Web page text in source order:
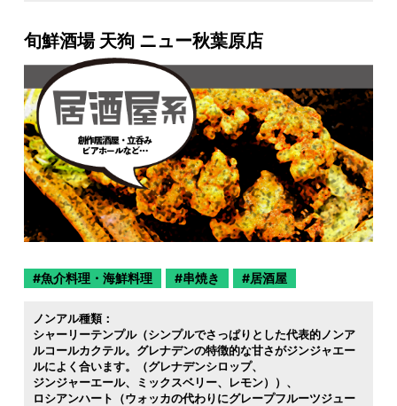
旬鮮酒場 天狗 ニュー秋葉原店
魚介料理・海鮮料理 串焼き 居酒屋
ノンアル種類：
シャーリーテンプル（シンプルでさっぱりとした代表的ノンア
ルコールカクテル。グレナデンの特徴的な甘さがジンジャエー
ルによく合います。（グレナデンシロップ
ジンジャーエール
ミックスベリー
レモン））
ロシアンハート（ウォッカの代わりにグレープフルーツジュー